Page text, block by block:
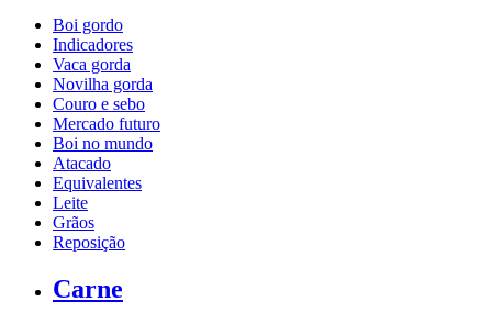
Boi gordo
Indicadores
Vaca gorda
Novilha gorda
Couro e sebo
Mercado futuro
Boi no mundo
Atacado
Equivalentes
Leite
Grãos
Reposição
Carne